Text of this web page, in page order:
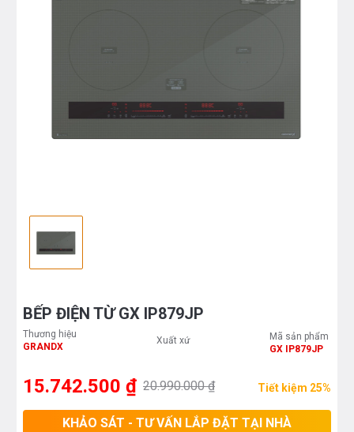
BẾP ĐIỆN TỪ GX IP879JP
Thương hiệu
GRANDX
Xuất xứ
Mã sản phẩm
GX IP879JP
15.742.500 ₫ 20.990.000 ₫ Tiết kiệm 25%
KHẢO SÁT - TƯ VẤN LẮP ĐẶT TẠI NHÀ